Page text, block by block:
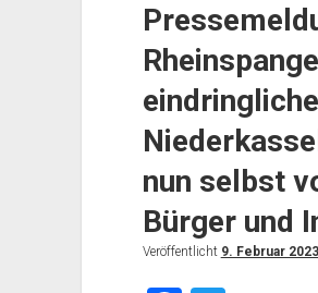
der
Gmbh
nun selbst
Bürger und
Veröffentlicht 9. Februar 2023